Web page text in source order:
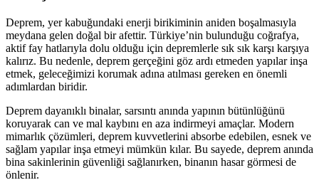
Deprem, yer kabuğundaki enerji birikiminin aniden boşalmasıyla
meydana gelen doğal bir afettir. Türkiye’nin bulunduğu coğrafya,
aktif fay hatlarıyla dolu olduğu için depremlerle sık sık karşı karşıya
kalırız. Bu nedenle, deprem gerçeğini göz ardı etmeden yapılar inşa
etmek, geleceğimizi korumak adına atılması gereken en önemli
adımlardan biridir.
Deprem dayanıklı binalar, sarsıntı anında yapının bütünlüğünü
koruyarak can ve mal kaybını en aza indirmeyi amaçlar. Modern
mimarlık çözümleri, deprem kuvvetlerini absorbe edebilen, esnek ve
sağlam yapılar inşa etmeyi mümkün kılar. Bu sayede, deprem anında
bina sakinlerinin güvenliği sağlanırken, binanın hasar görmesi de
önlenir.